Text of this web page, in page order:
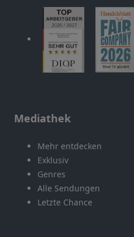
Mediathek
Mehr entdecken
Exklusiv
Genres
Alle Sendungen
Letzte Chance